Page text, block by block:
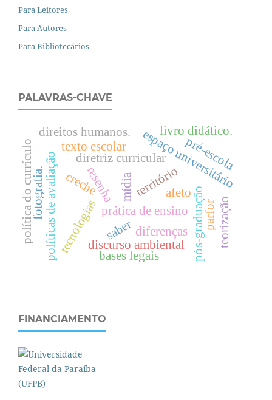
Para Leitores
Para Autores
Para Bibliotecários
PALAVRAS-CHAVE
resenha território
diretriz curricular
prática de ensino
texto escolar
políticas de avaliação espaço universitário
pós-graduação
saber
discurso ambiental
mídia
livro didático.
direitos humanos.
parfor
pré-escola
creche
bases legais
política do currículo tecnologias
fotografia.
teorização
diferenças
afeto
FINANCIAMENTO